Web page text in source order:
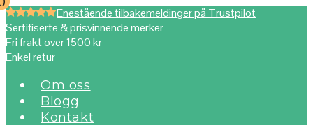
Enestående tilbakemeldinger på Trustpilot
Sertifiserte & prisvinnende merker
Fri frakt over 1500 kr
Enkel retur
Om oss
Blogg
Kontakt